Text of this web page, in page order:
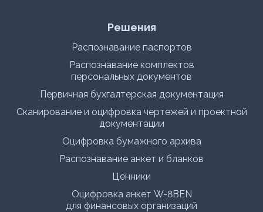
Решения
Распознавание паспортов
Распознавание комплектов
персональных документов
Первичная бухгалтерская документация
Сканирование и оцифровка чертежей и проектной
документации
Оцифровка бумажного архива
Распознавание анкет и бланков
Ценники
Оцифровка анкет W-8BEN
для финансовых организаций